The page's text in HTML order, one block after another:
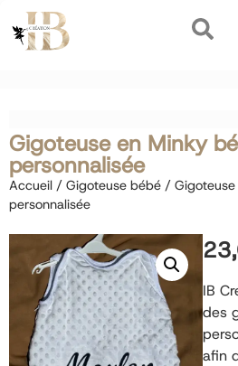
Gigoteuse en Minky
personnalisée
Accueil / Gigoteuse bébé /
personnalisée
IB
des
afin